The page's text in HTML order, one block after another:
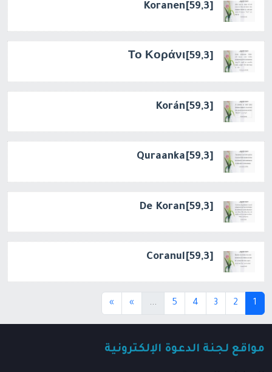
[59,3]Koranen
[59,3]Το Κοράνι
[59,3]Korán
[59,3]Quraanka
[59,3]De Koran
[59,3]Coranul
1
(current)
2
3
4
5
...
»
»
مواقع لجنة الدعوة الإلكترونية